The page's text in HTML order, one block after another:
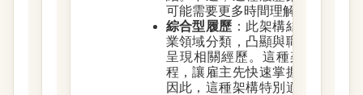
可能需要更多時間理解內容。
綜合型履歷 ：此架構結合時間序
業領域分類，凸顯與職缺需求最
呈現相關經歷。這種架構能同
程，讓雇主先快速掌握你的強項
因此，這種架構特別適合有多元